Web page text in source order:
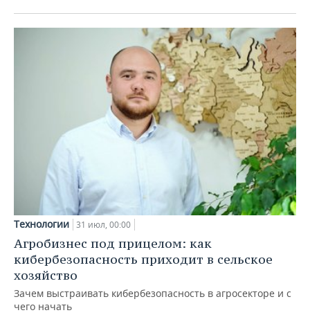
Технологии 31 июл, 00:00
Агробизнес под прицелом: как
кибербезопасность приходит в сельское
хозяйство
Зачем выстраивать кибербезопасность в агросекторе и с
чего начать